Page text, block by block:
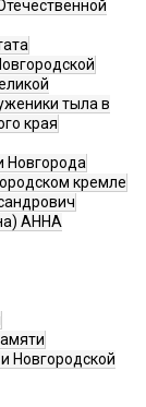
тыла в
края
Новгорода
кремле
АННА
Новгородской